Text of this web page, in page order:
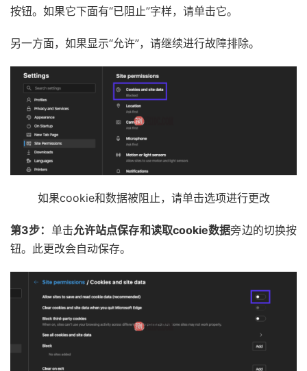
按钮。如果它下面有“已阻止”字样，请单击它。
另一方面，如果显示“允许”，请继续进行故障排除。
如果cookie和数据被阻止，请单击选项进行更改
第3步： 单击允许站点保存和读取cookie数据旁边的切换按
钮。此更改会自动保存。